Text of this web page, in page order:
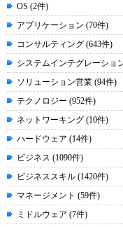
OS (2件)
アプリケーション (70件)
コンサルティング (643件)
システムインテグレーショ
ソリューション営業 (94件)
テクノロジー (952件)
ネットワーキング (10件)
ハードウェア (14件)
ビジネス (1090件)
ビジネススキル (1420件)
マネージメント (59件)
ミドルウェア (7件)